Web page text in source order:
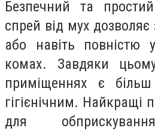
Безпечний та
спрей від мух
або навіть повністю
комах. Завдяки
приміщеннях є
гігієнічним. Найкращі
для